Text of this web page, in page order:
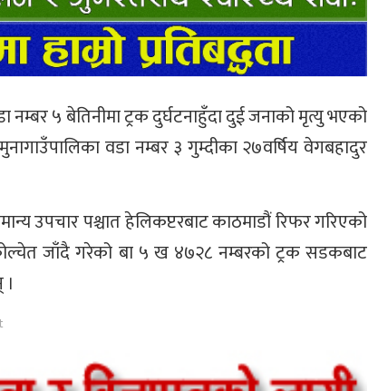
नम्बर ५ बेतिनीमा ट्रक दुर्घटनाहुँदा दुई जनाको मृत्यु भएको
वडा नम्बर ३ गुम्दीका २७वर्षिय वेगबहादुर
उपचार पश्चात हेलिकप्टरबाट काठमाडौं रिफर गरिएको
जाँदै गरेको बा ५ ख ४७२८ नम्बरको ट्रक सडकबाट